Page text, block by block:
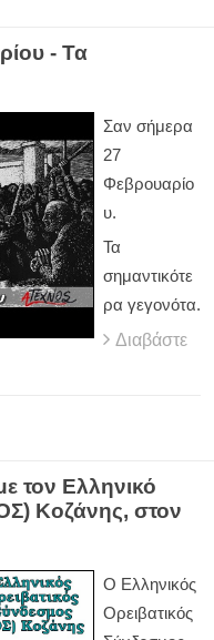
- Τα
Σαν σήμερα
27
Φεβρουαρίο
υ.
Τα
σημαντικότε
ρα γεγονότα.
Διαβάστε
τον Ελληνικό
Κοζάνης, στον
Ο Ελληνικός
Ορειβατικός